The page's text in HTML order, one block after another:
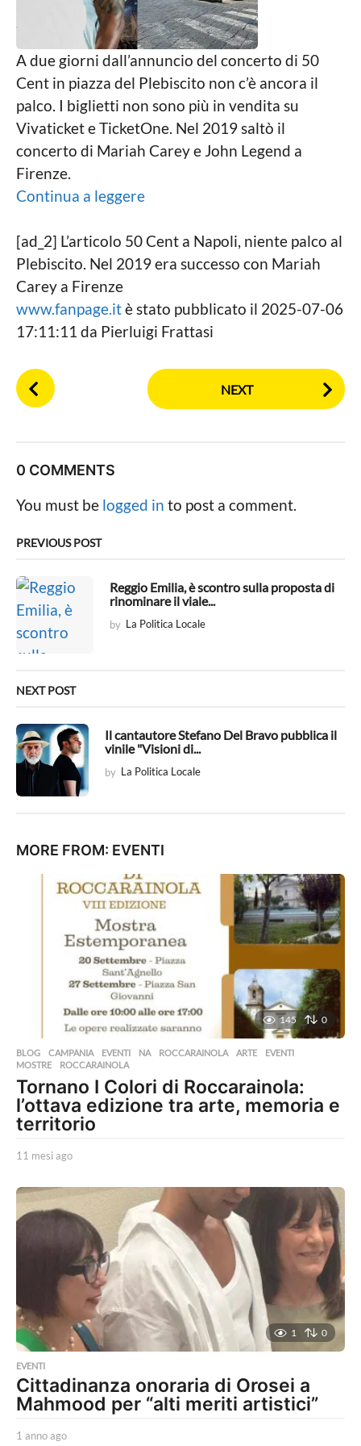
oa
t
a
s
i
A due giorni dall’annuncio del concerto di 50
Cent in piazza del Plebiscito non c’è ancora il
palco. I biglietti non sono più in vendita su
Vivaticket e TicketOne. Nel 2019 saltò il
concerto di Mariah Carey e John Legend a
Firenze.
Continua a leggere
[ad_2] L’articolo 50 Cent a Napoli, niente palco al
Plebiscito. Nel 2019 era successo con Mariah
Carey a Firenze
www.fanpage.itè stato pubblicato il 2025-07-06
17:11:11 da Pierluigi Frattasi
P
o
P
a
g
n
t
i
o
n
NEXT
0 COMMENTS
You must be logged in to post a comment.
PREVIOUS POST
Reggio Emilia, è scontro sulla proposta di
rinominare il viale...
by La Politica Locale
NEXT POST
Il cantautore Stefano Del Bravo pubblica il
vinile "Visioni di...
by La Politica Locale
MORE FROM: EVENTI
145 0
BLOG ,CAMPANIA ,EVENTI ,NA ,ROCCARAINOLA ARTE ,EVENTI
MOSTRE
,ROCCARAINOLA
Tornano I Colori di Roccarainola:
l’ottava edizione tra arte, memoria e
territorio
11 mesi ago
m
s
g
o
1 0
EVENTI
Cittadinanza onoraria di Orosei a
Mahmood per “alti meriti artistici”
1 anno ago